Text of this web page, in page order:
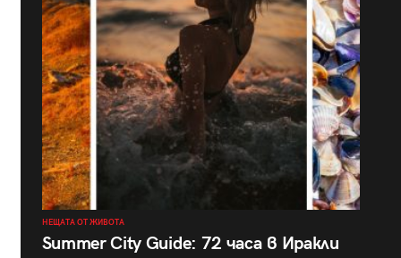
НЕЩАТА ОТ ЖИВОТА
Summer City Guide: 72 часа в Иракли